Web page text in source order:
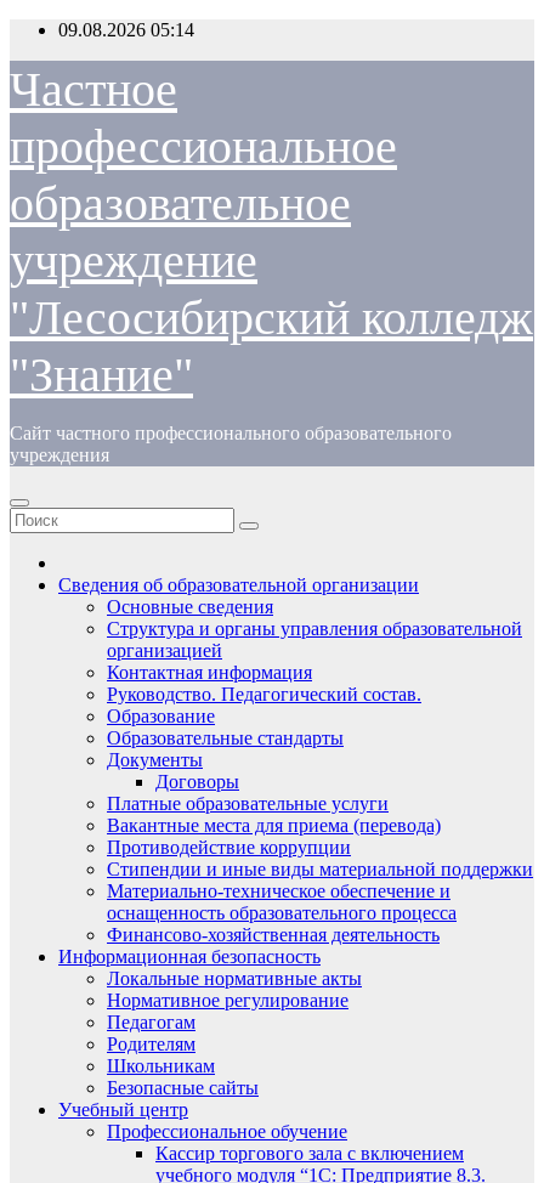
Перейти
содержимому
09.08.2026 05:14
Частное
профессиональное
образовательное
учреждение
"Лесосибирский колледж
"Знание"
Сайт частного профессионального образовательного
учреждения
Сведения об образовательной организации
Основные сведения
Структура и органы управления образовательной
организацией
Контактная информация
Руководство. Педагогический состав.
Образование
Образовательные стандарты
Документы
Договоры
Платные образовательные услуги
Вакантные места для приема (перевода)
Противодействие коррупции
Стипендии и иные виды материальной поддержки
Материально-техническое обеспечение и
оснащенность образовательного процесса
Финансово-хозяйственная деятельность
Информационная безопасность
Локальные нормативные акты
Нормативное регулирование
Педагогам
Родителям
Школьникам
Безопасные сайты
Учебный центр
Профессиональное обучение
Кассир торгового зала с включением
учебного модуля “1С: Предприятие 8.3.